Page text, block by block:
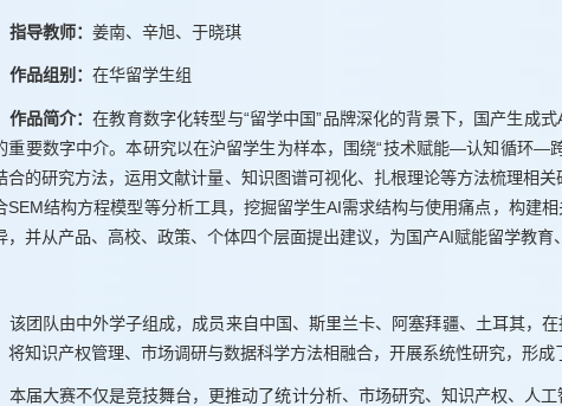
指导教师： 姜南、辛旭、于晓琪
作品组别： 在华留学生组
作品简介：在教育数字化转型与“留学中国”品牌深化的背景下，国产生成
重要数字中介。本研究以在沪留学生为样本，围绕“技术赋能—认知循环—
合的研究方法，运用文献计量、知识图谱可视化、扎根理论等方法梳理相关
SEM结构方程模型等分析工具，挖掘留学生AI需求结构与使用痛点，构建
，并从产品、高校、政策、个体四个层面提出建议，为国产AI赋能留学教育
该团队由中外学子组成，成员来自中国、斯里兰卡、阿塞拜疆、土耳其，
将知识产权管理、市场调研与数据科学方法相融合，开展系统性研究，形成
本届大赛不仅是竞技舞台，更推动了统计分析、市场研究、知识产权、人